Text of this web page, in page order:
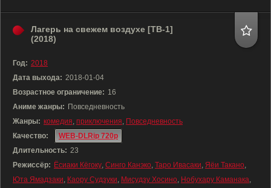
Лагерь на свежем воздухе [ТВ-1]
(2018)
Год: 2018
Дата выхода: 2018-01-04
Возрастное ограничение: 16
Аниме жанры: Повседневность
Жанры: комедия, приключения, Повседневность
Качество:
WEB-DLRip 720p
Длительность: 23
Режиссёр: Ёсиаки Кёгоку, Синго Канэко, Таро Ивасаки, Яёи Такано,
Юта Ямадзаки, Каору Судзуки, Мисудзу Хосино, Нобухару Каманака,